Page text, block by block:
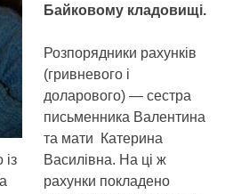
Байковому кладовищі.
Розпорядники рахунків
(гривневого і
доларового) — сестра
письменника Валентина
та мати Катерина
Василівна. На ці ж
рахунки покладено